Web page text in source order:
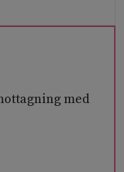
med